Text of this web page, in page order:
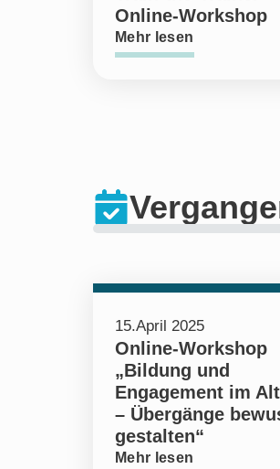
Online-Workshop
Mehr lesen
15.April 2025
Online-Workshop
„Bildung und
Engagement im
– Übergänge
gestalten“
Mehr lesen